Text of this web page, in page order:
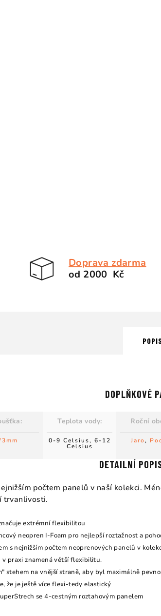
Doprava zdarma
od 2000 Kč
DETAILNÍ
počtem panelů v naší kolekci.
trvanlivosti.
extrémní flexibilitou
neopren I-Foam pro nejlepší roztažnost a
s nejnižším počtem neoprenových panelů v
v praxi znamená větší flexibilitu.
stehem na vnější straně, aby byl maximálně
že je ještě více flexi-tedy elastický
se 4-cestným roztahovým panelem
DOPLŇKOVÉ
: Teplota vody:
0-9 Celsius, 6-12
Celsius
Roční
Jaro,